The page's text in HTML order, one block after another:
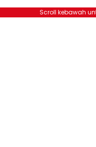
Scroll kebawah